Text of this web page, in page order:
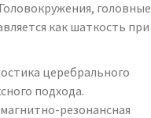
головные
как шаткость при
церебрального
подхода.
резонансная